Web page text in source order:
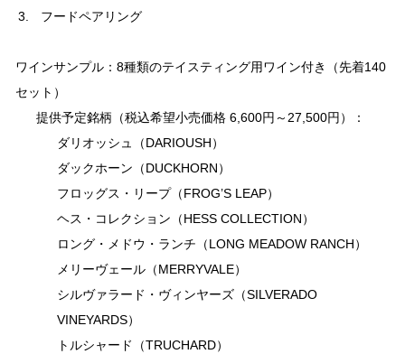
フードペアリング
ワインサンプル：8種類のテイスティング用ワイン付き（先着140
セット）
提供予定銘柄（税込希望小売価格 6,600円～27,500円）：
ダリオッシュ（DARIOUSH）
ダックホーン（DUCKHORN）
フロッグス・リープ（FROG’S LEAP）
ヘス・コレクション（HESS COLLECTION）
ロング・メドウ・ランチ（LONG MEADOW RANCH）
メリーヴェール（MERRYVALE）
シルヴァラード・ヴィンヤーズ（SILVERADO
VINEYARDS）
トルシャード（TRUCHARD）